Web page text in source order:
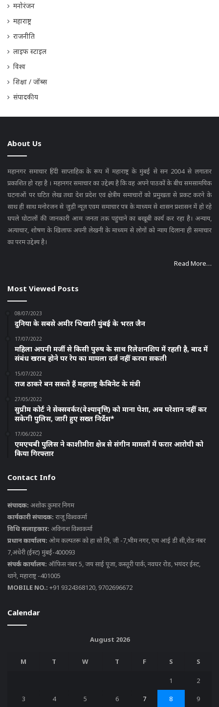
मनोरंजन
महाराष्ट्र
राजनीति
लाइफ स्टाइल
विश्व
शिक्षा / जॉब्स
संपादकीय
About Us
महानगर समाचार हिंदी साप्ताहिक के रूप में महाराष्ट्र के मुंबई से सन 2004 से लगातार
प्रकाशित हो रहा है । महानगर समाचार का उद्देश्य है कि वह अपने पाठकों के बीच समसामयिक
घटनाओं पर घटित लेख तथा देश प्रदेश एवं क्षेत्रीय समाचारों को प्रमुखता से प्रकट करने के
साथ ही साथ मनोरंजन से जुड़ी न्यूज़ एवम समाचार पत्र के माध्यम से शासन प्रशासन में हो रहे
घपले घोटालों की जानकारी आम जनता तक पहुंचाने का बखूबी कार्य कर रहा है। अन्याय,
अत्याचार, शोषण के खिलाफ अपनी लेखनी के माध्यम से लोगों को न्याय दिलाना ही समाचार
का परम उद्देश्य है।
Read More…
Most Viewed Posts
08/07/2023
दुनिया के सबसे अमीर भिखारी मुंबई के भरत जैन
17/07/2022
महिला अपनी मर्जी से किसी पुरुष के साथ रिलेशनशिप में रहती है, बाद में
संबंध खराब होने पर रेप का मामला दर्ज नहीं करवा सकती
15/07/2022
राज ठाकरे बन सकते हैं महाराष्ट्र कैबिनेट के मंत्री
27/05/2022
सुप्रीम कोर्ट ने सेक्सवर्कर(वेश्यावृत्ति) को माना पेशा, अब परेशान नहीं कर
सकेगी पुलिस, जारी हुए सख्त निर्देश*
17/06/2022
एमएचबी पुलिस ने काशीमीरा क्षेत्र से संगीन मामलों में फरार आरोपी को
किया गिरफ्तार
Contact Info
संपादक: अशोक कुमार निगम
कार्यकारी संपादक: राजू विश्वकर्मा
विधि सलाहकार: अविनाश विश्वकर्मा
प्रधान कार्यालय: ओम कल्पतरू को हा सो लि, जी -7,भीम नगर, एम आई डी सी,रोड नंबर
7,अंधेरी (ईस्ट) मुंबई-400093
संपर्क कार्यालय: ऑफिस नंबर 5, जय साई पूजा, कस्तूरी पार्क, नवघर रोड, भयंदर ईस्ट,
थाने, महाराष्ट्र -401005
MOBILE NO.: +91 9324368120, 9702696672
Calendar
August 2026
M T W T F S S
1 2
3 4 5 6 7 8 9